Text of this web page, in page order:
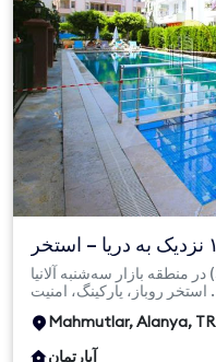
در محمتلار، آپارتمان مبله ۱+۱ نزدیک به دریا – استخر
روباز و ...
در منطقه بازار سه‌شنبه آلانیا (Salı Pazarı)، در فاصله ۳۰۰ متری
Mahmutlar, Alanya, TR
آپارتمان